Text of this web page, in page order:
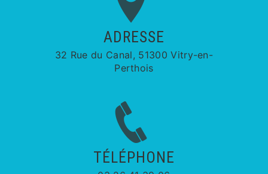
ADRESSE
32 Rue du Canal, 51300 Vitry-en-
Perthois
TÉLÉPHONE